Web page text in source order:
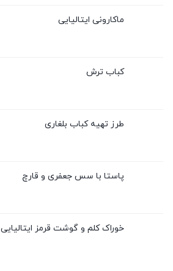
ماکارونی ایتالیایی
کباب ترش
طرز تهیه کباب بلغاری
پاستا با سس جعفری و قارچ
خوراک کلم و گوشت قرمز ایتالیایی